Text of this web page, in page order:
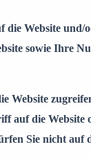
Website
sowie Ihre
Website
die
Sie nicht